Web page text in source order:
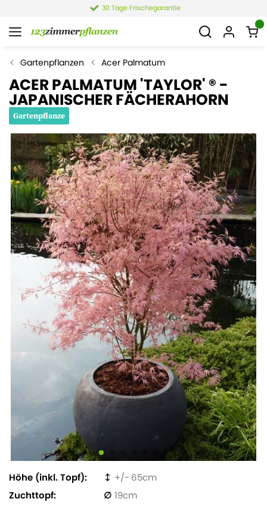
30 Tage Frischegarantie
Gartenpflanzen Acer Palmatum
ACER PALMATUM 'TAYLOR' ® -
JAPANISCHER FÄCHERAHORN
Gartenpflanze
Höhe (inkl. Topf)
65
Zuchttopf
19